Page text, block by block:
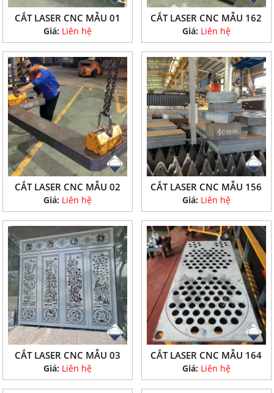
CẮT LASER CNC MẪU 01
Giá: Liên hệ
CẮT LASER CNC MẪU 162
Giá: Liên hệ
CẮT LASER CNC MẪU 02
Giá: Liên hệ
CẮT LASER CNC MẪU 156
Giá: Liên hệ
CẮT LASER CNC MẪU 03
Giá: Liên hệ
CẮT LASER CNC MẪU 164
Giá: Liên hệ